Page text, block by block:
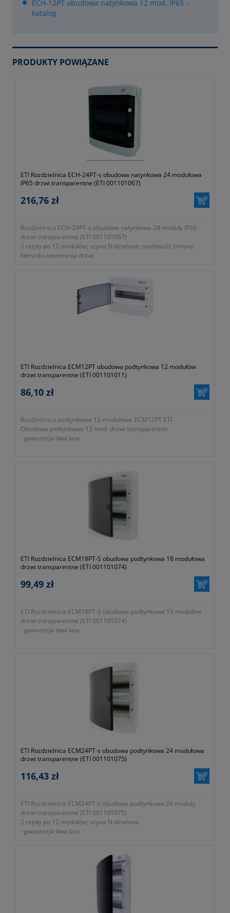
ECH-12PT obudowa natynkowa 12 mod. IP65 -
katalog
PRODUKTY POWIĄZANE
ETI Rozdzielnica ECH-24PT-s obudowa natynkowa 24 modułowa
IP65 drzwi transparentne (ETI 001101067)
216,76 zł
Rozdzielnica ECH-24PT-s obudowa natynkowa 24 moduły IP65
drzwi transparentne (ETI 001101067)
2 rzędy po 12 modułów; szyna N-dzielona; możliwość zmiany
kierunku otwierania drzwi
ETI Rozdzielnica ECM12PT obudowa podtynkowa 12 modułów
drzwi transparentne (ETI 001101011)
86,10 zł
Rozdzielnica podtynkowa 12-modułowa ECM12PT ETI
Obudowa podtynkowa 12 mod. drzwi transparentne
- gwarancja dwa lata
ETI Rozdzielnica ECM18PT-S obudowa podtynkowa 18 modułowa
drzwi transparentne (ETI 001101074)
99,49 zł
ETI Rozdzielnica ECM18PT-S obudowa podtynkowa 18 modułów
drzwi transparentne (ETI 001101074)
- gwarancja dwa lata
ETI Rozdzielnica ECM24PT-s obudowa podtynkowa 24 modułowa
drzwi transparentne (ETI 001101075)
116,43 zł
ETI Rozdzielnica ECM24PT-s obudowa podtynkowa 24 moduły
drzwi transparentne (ETI 001101075)
2 rzędy po 12 modułów; szyna N-dzielona
- gwarancja dwa lata